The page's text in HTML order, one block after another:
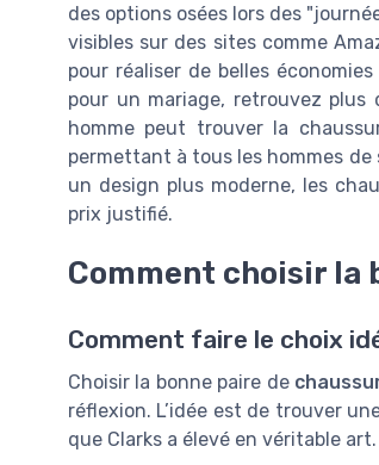
des options osées lors des
visibles sur des sites comme
pour réaliser de belles
pour un mariage, retrouvez plus
homme peut trouver la
permettant à tous les hommes
un design plus moderne, les
prix justifié.
Comment choisir la
Comment faire le choix
Choisir la bonne paire de
réflexion. L’idée est de trouver
que Clarks a élevé en véritable art.